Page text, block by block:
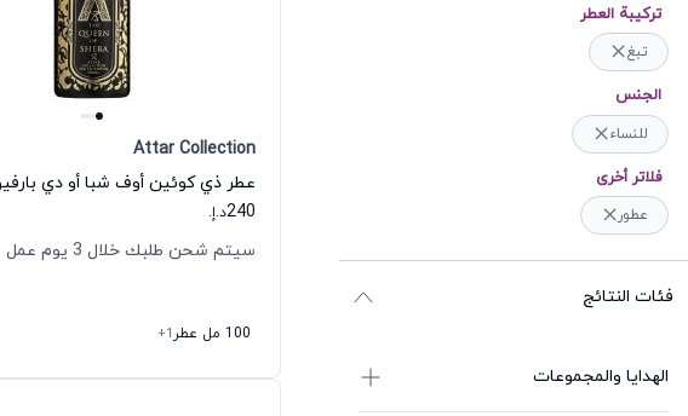
ترکیبة العطر
تبغ
الجنس
للنساء
فلاتر أخرى
عطور
فئات النتائج
الهدايا والمجموعات
Attar Collection
240د.إ.
سيتم شحن طلبك خلال 3 يوم عمل
100 مل عطر
+1